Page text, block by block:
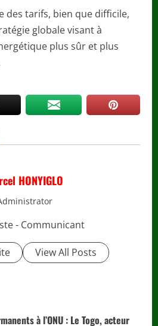
des tarifs, bien que difficile,
globale visant à
plus sûr et plus
HONYIGLO
- Communicant
View All Posts
à l’ONU : Le Togo, acteur